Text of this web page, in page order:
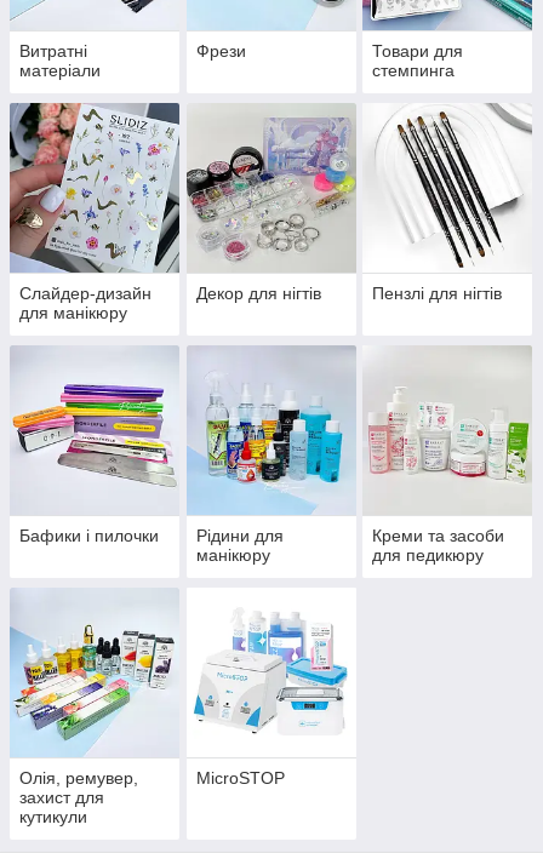
Витратні
матеріали
Фрези
Товари для
стемпинга
Слайдер-дизайн
для манікюру
Декор для нігтів Пензлі для нігтів
Бафики і пилочки
Рідини для
манікюру
Креми та засоби
для педикюру
Олія, ремувер,
захист для
кутикули
MicroSTOP